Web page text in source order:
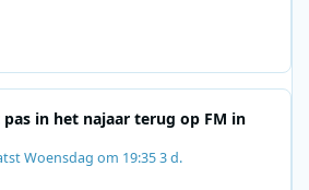
pas in het najaar terug op FM in
Woensdag om 19:353 d.